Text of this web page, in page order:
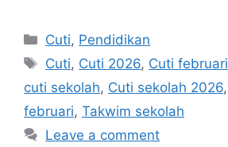
Categories
Cuti, Pendidikan
Tags
Cuti, Cuti 2026, Cuti februari
cuti sekolah, Cuti sekolah 2026,
februari, Takwim sekolah
Leave a comment